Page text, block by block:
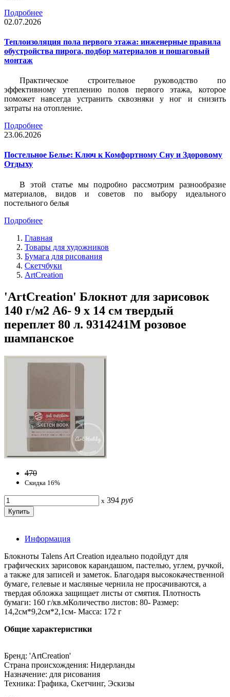
Подробнее
02.07.2026
Теплоизоляция пола первого этажа: инженерные правила
обустройства пирога, подбор материалов и пошаговый
монтаж
Практическое строительное руководство по
эффективному утеплению полов первого этажа, которое
поможет навсегда устранить сквозняки у ног и снизить
затраты на отопление.
Подробнее
23.06.2026
Постельное Белье: Ключ к Комфортному Сну и Здоровому
Отдыху
В этой статье мы подробно рассмотрим разнообразие
материалов, видов и советов по выбору идеального
постельного белья
Подробнее
Главная
Товары для художников
Бумага для рисования
Скетчбуки
ArtCreation
'ArtCreation' Блокнот для зарисовок
140 г/м2 A6- 9 х 14 см твердый
переплет 80 л. 9314241M розовое
шампанское
470
Скидка 16%
x 394 руб
Информация
Блокноты Talens Art Creation идеально подойдут для
графических зарисовок карандашом, пастелью, углем, ручкой,
а также для записей и заметок. Благодаря высококачественной
бумаге, гелевые и масляные чернила не просачиваются, а
твердая обложка защищает листы от смятия. Плотность
бумаги: 160 г/кв.мКоличество листов: 80- Размер:
14,2см*9,2см*2,1см- Масса: 172 г
Общие характеристики
Бренд: 'ArtCreation'
Страна происхождения: Нидерланды
Назначение: для рисования
Техника: Графика, Скетчинг, Эскизы